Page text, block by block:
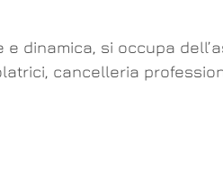
e dinamica, si occupa
cancelleria